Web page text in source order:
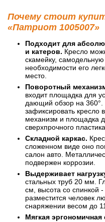
Почему стоит
«Патриот 1005007»
Подходит для
и катеров. Кресло
скамейку,
необходимости его
место.
Поворотный
входит площадка для
дающий обзор на 360°.
зафиксировать кресло
механизм и площадка
сверхпрочного
Складной каркас.
сложенном виде оно
салон авто.
подвержен коррозии.
Выдерживает
стальных труб 20 мм.
см, высота со спинкой
разместится человек
снаряжении весом до
Мягкая эргономичная